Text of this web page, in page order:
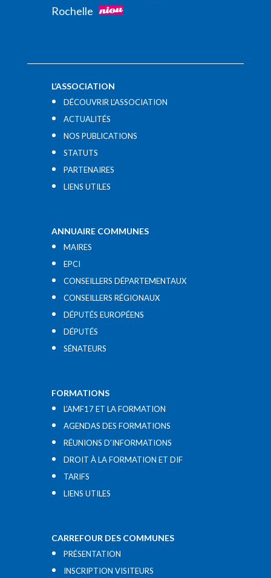
Rochelle
L’ASSOCIATION
DÉCOUVRIR L’ASSOCIATION
ACTUALITÉS
NOS PUBLICATIONS
STATUTS
PARTENAIRES
LIENS UTILES​
ANNUAIRE COMMUNES
MAIRES
EPCI
CONSEILLERS DÉPARTEMENTAUX
CONSEILLERS RÉGIONAUX
DÉPUTÉS EUROPÉENS
DÉPUTÉS
SÉNATEURS
FORMATIONS
L’AMF17 ET LA FORMATION
AGENDAS DES FORMATIONS
RÉUNIONS D’INFORMATIONS
DROIT À LA FORMATION ET DIF
TARIFS
LIENS UTILES​
CARREFOUR DES COMMUNES
PRÉSENTATION
INSCRIPTION VISITEURS